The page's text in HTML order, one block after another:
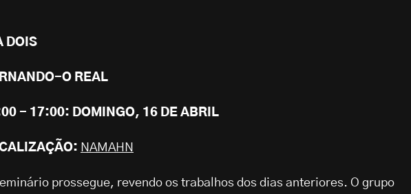
DOIS
O REAL
- 17:00: DOMINGO, 16 DE ABRIL
NAMAHN
prossegue, revendo os trabalhos dos dias anteriores. O grupo